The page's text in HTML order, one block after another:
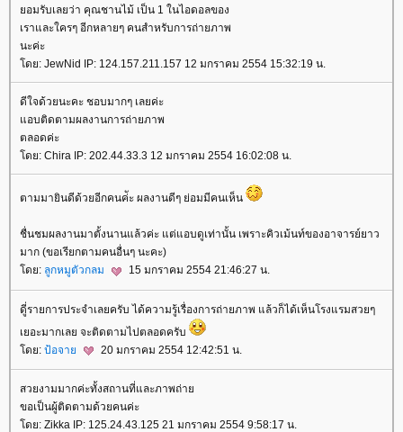
อมรับเลยว่า คุณชานไม้ เป็น 1 ในไอดอลของ
เราและใครๆ อีกหลายๆ คนสำหรับการถ่ายภาพ
นะค่ะ
ดย: JewNid IP: 124.157.211.157 12 มกราคม 2554 15:32:19 น.
ดีใจด้วยนะคะ ชอบมากๆ เลยค่ะ
อบติดตามผลงานการถ่ายภาพ
ตลอดค่ะ
ดย: Chira IP: 202.44.33.3 12 มกราคม 2554 16:02:08 น.
ตามมายินดีด้วยอีกคนค่ัะ ผลงานดีๆ ย่อมมีคนเห็น
ชื่นชมผลงานมาตั้งนานแล้วค่ะ แต่แอบดูเท่านั้น เพราะคิวเม้นท์ของอาจารย์ยาว
มาก (ขอเรียกตามคนอื่นๆ นะคะ)
ดย: ลูกหมูตัวกลม 15 มกราคม 2554 21:46:27 น.
ดูี่รายการประจำเลยครับ ได้ความรู้เรื่องการถ่ายภาพ แล้วก็ได้เห็นโรงแรมสวยๆ
เยอะมากเลย จะติดตามไปตลอดครับ
ดย: ป้อจา 20 มกราคม 2554 12:42:51 น.
สวยงามมากค่ะทั้งสถานที่และภาพถ่า
ขอเป็นผู้ติดตามด้วยคนค่ะ
ดย: Zikka IP: 125.24.43.125 21 มกราคม 2554 9:58:17 น.